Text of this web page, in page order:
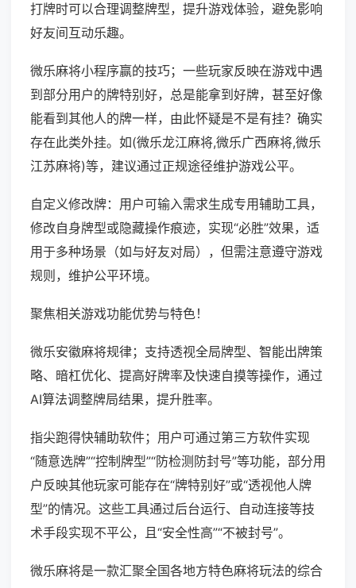
打牌时可以合理调整牌型，提升游戏体验，避免影响
好友间互动乐趣。
微乐麻将小程序赢的技巧；一些玩家反映在游戏中遇
到部分用户的牌特别好，总是能拿到好牌，甚至好像
能看到其他人的牌一样，由此怀疑是不是有挂？确实
存在此类外挂。如(微乐龙江麻将,微乐广西麻将,微乐
江苏麻将)等，建议通过正规途径维护游戏公平。
自定义修改牌：用户可输入需求生成专用辅助工具，
修改自身牌型或隐藏操作痕迹，实现“必胜”效果，适
用于多种场景（如与好友对局），但需注意遵守游戏
规则，维护公平环境。
聚焦相关游戏功能优势与特色！
微乐安徽麻将规律；支持透视全局牌型、智能出牌策
略、暗杠优化、提高好牌率及快速自摸等操作，通过
AI算法调整牌局结果，提升胜率。
指尖跑得快辅助软件；用户可通过第三方软件实现
“随意选牌”“控制牌型”“防检测防封号”等功能，部分用
户反映其他玩家可能存在“牌特别好”或“透视他人牌
型”的情况。这些工具通过后台运行、自动连接等技
术手段实现不平公，且“安全性高”“不被封号”。
微乐麻将是一款汇聚全国各地方特色麻将玩法的综合